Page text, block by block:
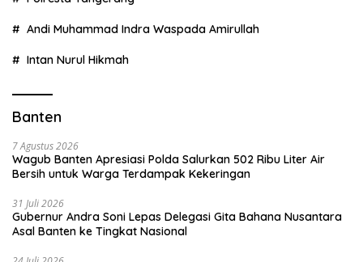
Andi Muhammad Indra Waspada Amirullah
Intan Nurul Hikmah
Banten
7 Agustus 2026
Wagub Banten Apresiasi Polda Salurkan 502 Ribu Liter Air
Bersih untuk Warga Terdampak Kekeringan
31 Juli 2026
Gubernur Andra Soni Lepas Delegasi Gita Bahana Nusantara
Asal Banten ke Tingkat Nasional